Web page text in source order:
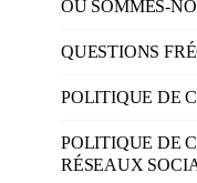
OÙ SOMMES-
QUESTIONS
POLITIQUE DE
POLITIQUE DE
RÉSEAUX